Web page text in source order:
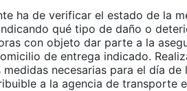
ha de verificar el estado de la
qué tipo de daño o
con objeto dar parte a la
de entrega indicado.
necesarias para el día
a la agencia de transporte